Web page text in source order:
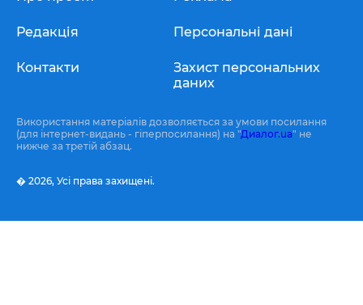
Редакція
Контакти
Персональні дані
Захист персональних
даних
Використання матеріалів дозволяється за умови посилання
(для інтернет-видань - гіперпосилання) на "Диалог.ua" не
нижче за третій абзац.
� 2026, Усі права захищені.